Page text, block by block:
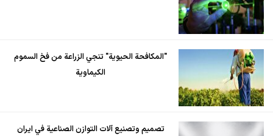
"المكافحة الحيوية" تنجي الزراعة من فخ السموم
الكيماوية
تصميم وتصنيع آلات التوازن الصناعية في ايران